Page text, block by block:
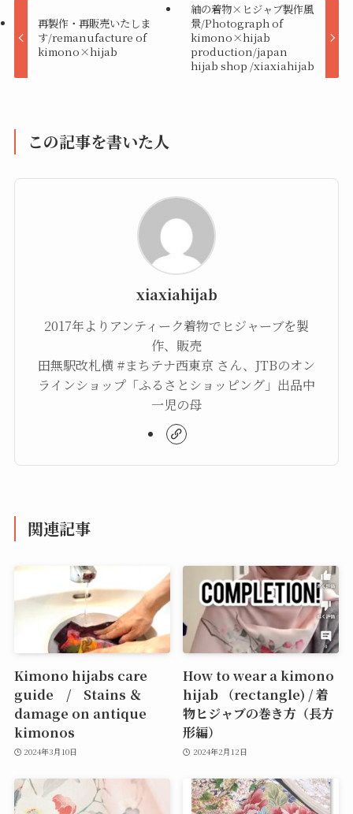
再製作・再販売いたしま
す/remanufacture of
kimono×hijab
紬の着物×ヒジャブ製作風
景/Photograph of
kimono×hijab
production/japan
hijab shop /xiaxiahijab
この記事を書いた人
xiaxiahijab
2017年よりアンティーク着物でヒジャーブを製
作、販売
田無駅改札横 #まちテナ西東京 さん、JTBのオン
ラインショップ「ふるさとショッピング」出品中
一児の母
関連記事
Kimono hijabs care
guide / Stains ＆
damage on antique
kimonos
2024年3月10日
How to wear a kimono
hijab （rectangle) / 着
物ヒジャブの巻き方（長方
形編）
2024年2月12日